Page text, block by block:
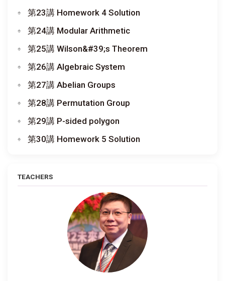
第23講 Homework 4 Solution
第24講 Modular Arithmetic
第25講 Wilson&#39;s Theorem
第26講 Algebraic System
第27講 Abelian Groups
第28講 Permutation Group
第29講 P-sided polygon
第30講 Homework 5 Solution
TEACHERS